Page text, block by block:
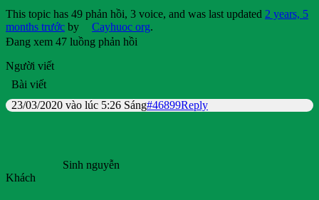
This topic has 49 phản hồi, 3 voice, and was last updated 2 years, 5
months trước by Cayhuoc org.
Đang xem 47 luồng phản hồi
Người viết
Bài viết
23/03/2020 vào lúc 5:26 Sáng#46899Reply
Sinh nguyễn
Khách